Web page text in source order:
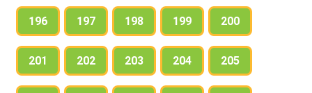
196 197 198 199 200
201 202 203 204 205